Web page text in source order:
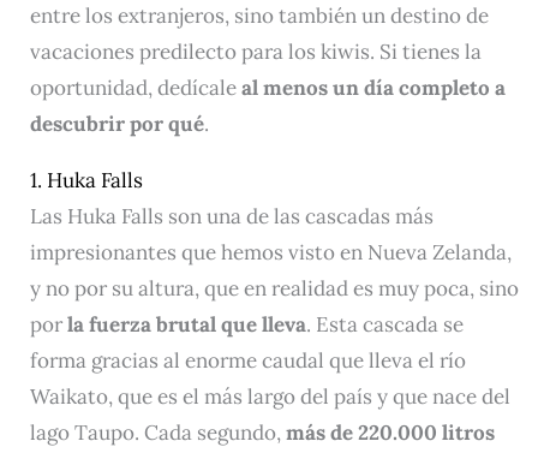
entre los extranjeros, sino también un destino de
vacaciones predilecto para los kiwis. Si tienes la
oportunidad, dedícaleal menos un día completo a
descubrir por qué.
1. Huka Falls
Las Huka Falls son una de las cascadas más
impresionantes que hemos visto en Nueva Zelanda,
y no por su altura, que en realidad es muy poca, sino
porla fuerza brutal que lleva. Esta cascada se
forma gracias al enorme caudal que lleva el río
Waikato, que es el más largo del país y que nace del
lago Taupo. Cada segundo,más de 220.000 litros